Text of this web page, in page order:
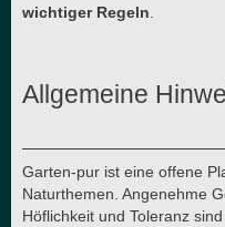
wichtiger Regeln
Allgemeine
Garten-pur ist eine offene
Naturthemen. Angenehme
Höflichkeit und Toleranz